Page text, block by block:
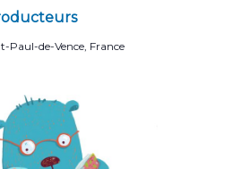
Paul-de-Vence, France